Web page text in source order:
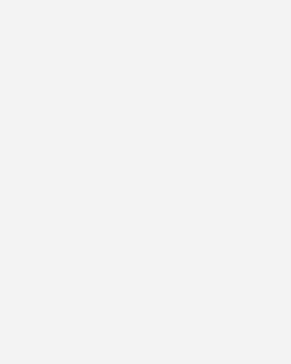
gesetzlichen Anforderungen
ist das neue Niveau jedoch durch die
Stand der Bautechnik. Zu den
des Primärenergiefaktors
Hilfsenergie und
neue Bedeutung.